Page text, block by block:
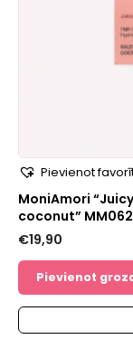
Pievienot
MoniAmori
coconut” MM062
€19,90
Pievienot